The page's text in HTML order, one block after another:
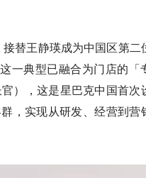
替王静瑛成为中国区第二
一典型已融合为门店的「
），这是星巴克中国首次
，实现从研发、经营到营